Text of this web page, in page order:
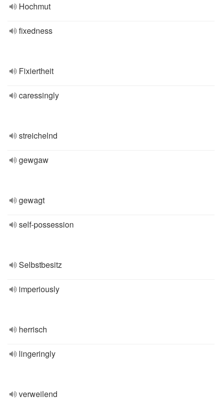
Hochmut
fixedness
Fixiertheit
caressingly
streichelnd
gewgaw
gewagt
self-possession
Selbstbesitz
imperiously
herrisch
lingeringly
verweilend